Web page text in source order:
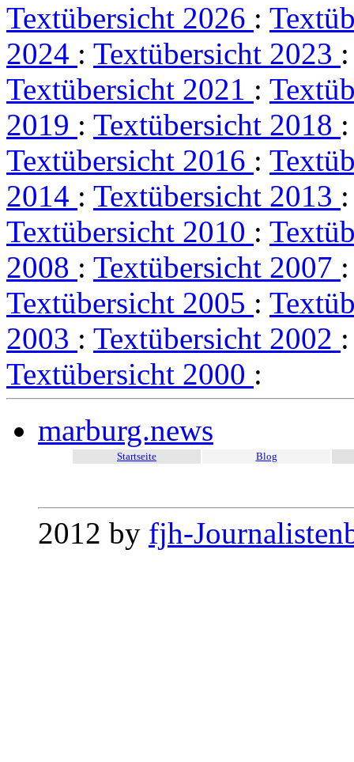
Textübersicht 2026 :
2024 : Textübersicht 2023
Textübersicht 2021 :
2019 : Textübersicht 2018
Textübersicht 2016 :
2014 : Textübersicht 2013
Textübersicht 2010 :
2008 : Textübersicht 2007
Textübersicht 2005 :
2003 : Textübersicht 2002
Textübersicht 2000 :
marburg.news
Startseite Blog
2012 by fjh-